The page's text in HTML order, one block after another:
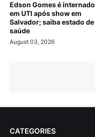
Edson Gomes é internado
em UTI após show em
Salvador; saiba estado de
saúde
August 03, 2026
CATEGORIES